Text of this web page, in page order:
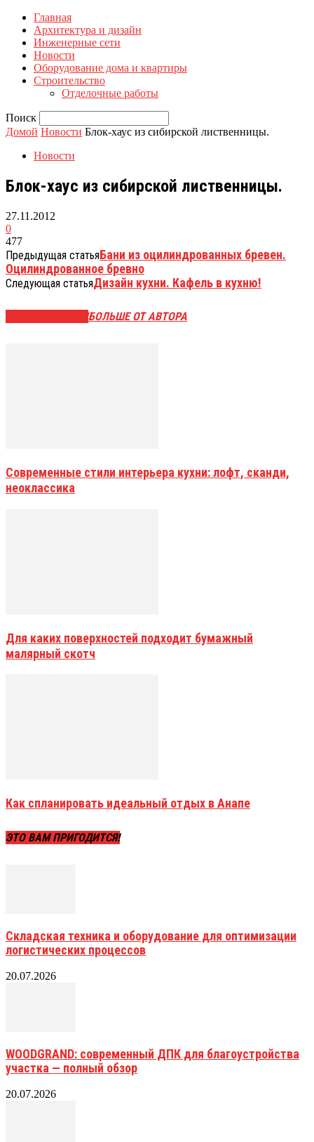
Главная
Архитектура и дизайн
Инженерные сети
Новости
Оборудование дома и квартиры
Строительство
Отделочные работы
Поиск
Домой Новости Блок-хаус из сибирской лиственницы.
Новости
Блок-хаус из сибирской лиственницы.
27.11.2012
0
477
Предыдущая статьяБани из оцилиндрованных бревен.
Оцилиндрованное бревно
Следующая статьяДизайн кухни. Кафель в кухню!
БОЛЬШЕ ОТ АВТОРА
Современные стили интерьера кухни: лофт, сканди,
неоклассика
Для каких поверхностей подходит бумажный
малярный скотч
Как спланировать идеальный отдых в Анапе
ЭТО ВАМ ПРИГОДИТСЯ!
Складская техника и оборудование для оптимизации
логистических процессов
20.07.2026
WOODGRAND: современный ДПК для благоустройства
участка — полный обзор
20.07.2026